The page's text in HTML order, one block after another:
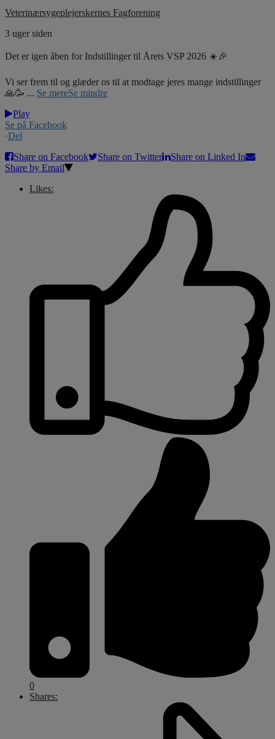
Veterinærsygeplejerskernes Fagforening
3 uger siden
Det er igen åben for Indstillinger til Årets VSP 2026 ☀️🎉
Vi ser frem til og glæder os til at modtage jeres mange indstillinger
🙏🥳 ... Se mereSe mindre
Play
Se på Facebook
·Del
Share on Facebook
Share on Twitter
Share on Linked In
Share by Email
Likes:
0
Shares: